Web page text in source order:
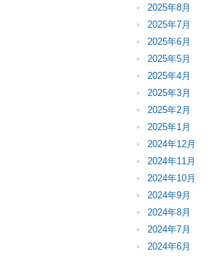
2025年8月
2025年7月
2025年6月
2025年5月
2025年4月
2025年3月
2025年2月
2025年1月
2024年12月
2024年11月
2024年10月
2024年9月
2024年8月
2024年7月
2024年6月